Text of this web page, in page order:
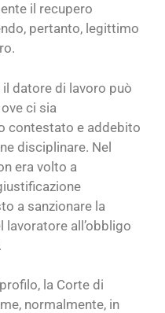
il recupero
pertanto, legittimo
datore di lavoro può
ci sia
contestato e addebito
disciplinare. Nel
era volto a
a sanzionare la
all’obbligo
la Corte di
normalmente, in